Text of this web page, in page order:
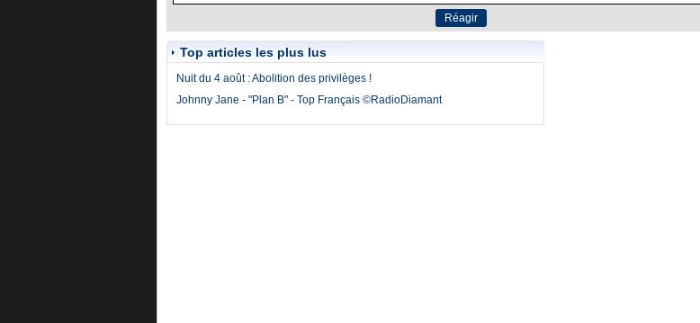
Top articles les plus lus
Nuit du 4 août : Abolition des privilèges !
Johnny Jane - "Plan B" - Top Français ©RadioDiamant